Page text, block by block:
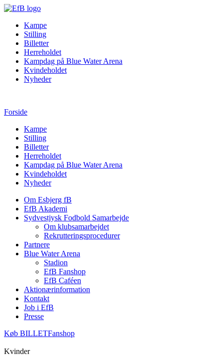
Kampe
Stilling
Billetter
Herreholdet
Kampdag på Blue Water Arena
Kvindeholdet
Nyheder
Forside
Kampe
Stilling
Billetter
Herreholdet
Kampdag på Blue Water Arena
Kvindeholdet
Nyheder
Om Esbjerg fB
EfB Akademi
Sydvestjysk Fodbold Samarbejde
Om klubsamarbejdet
Rekrutteringsprocedurer
Partnere
Blue Water Arena
Stadion
EfB Fanshop
EfB Caféen
Aktionærinformation
Kontakt
Job i EfB
Presse
Køb BILLETFanshop
Kvinder